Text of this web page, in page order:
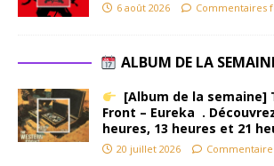
6 août 2026 Commentaires
ALBUM DE LA
[Album de la semaine]
Front – Eureka .
heures, 13 heures et 21
20 juillet 2026